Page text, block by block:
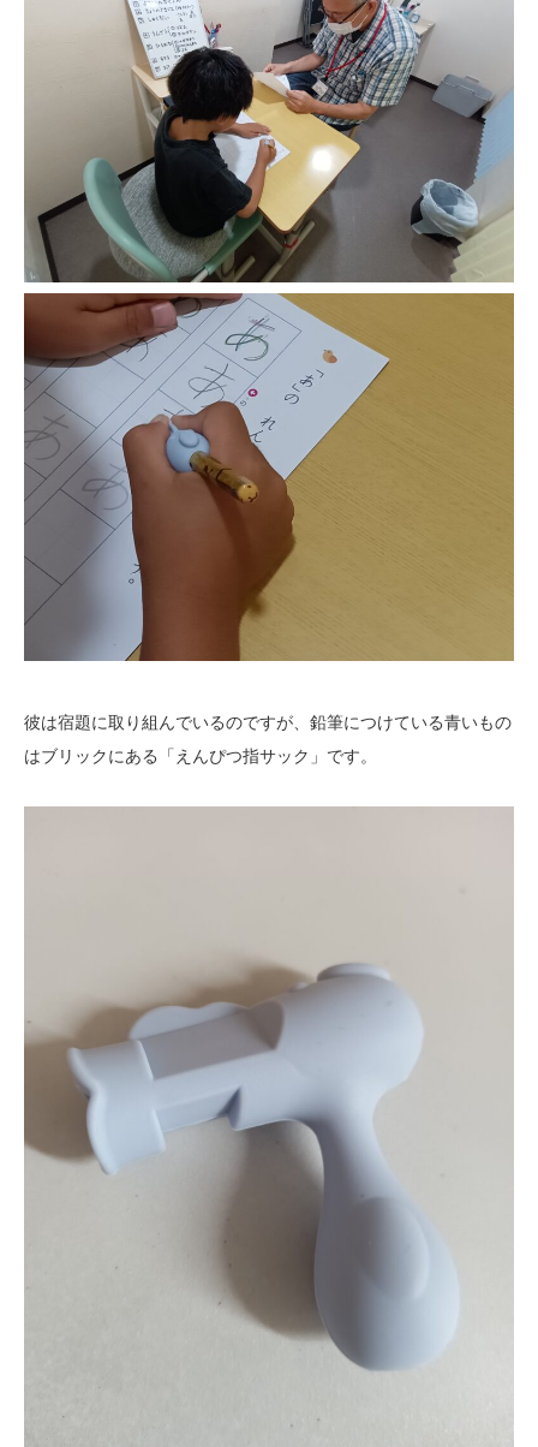
彼は宿題に取り組んでいるのですが、鉛筆につけている青いもの
はブリックにある「えんぴつ指サック」です。